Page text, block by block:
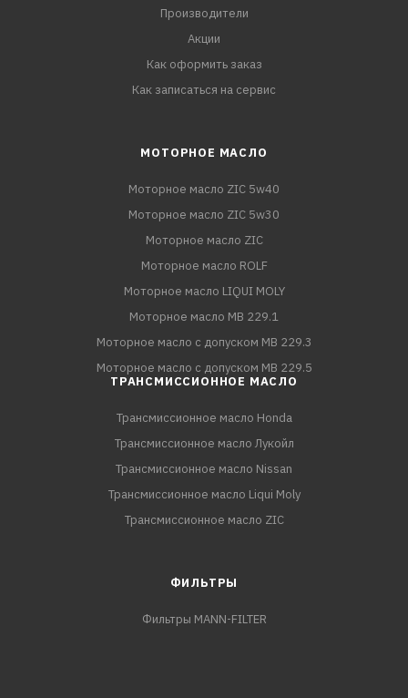
Производители
Акции
Как оформить заказ
Как записаться на сервис
МОТОРНОЕ МАСЛО
Моторное масло ZIC 5w40
Моторное масло ZIC 5w30
Моторное масло ZIC
Моторное масло ROLF
Моторное масло LIQUI MOLY
Моторное масло MB 229.1
Моторное масло с допуском MB 229.3
Моторное масло с допуском MB 229.5
ТРАНСМИССИОННОЕ МАСЛО
Трансмиссионное масло Honda
Трансмиссионное масло Лукойл
Трансмиссионное масло Nissan
Трансмиссионное масло Liqui Moly
Трансмиссионное масло ZIC
ФИЛЬТРЫ
Фильтры MANN-FILTER